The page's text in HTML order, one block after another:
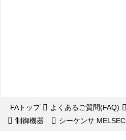
FAトップ よくあるご質問(FAQ)
制御機器
シーケンサ MELSEC